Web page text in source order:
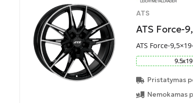
ATS
ATS Force-
ATS Force-
9.5x19
Pristatymas
Nemokamas